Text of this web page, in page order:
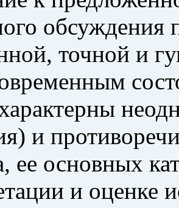
обсуждения
точной и
и
ее основных
и оценке